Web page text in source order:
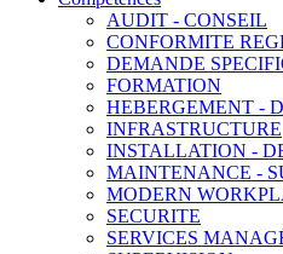
AUDIT - CONSEIL
CONFORMITE
DEMANDE
FORMATION
HEBERGEMENT -
INFRASTRUCTURE
INSTALLATION -
MAINTENANCE -
MODERN
SECURITE
SERVICES